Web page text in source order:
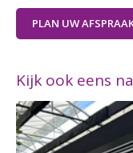
PLAN UW
Kijk ook eens